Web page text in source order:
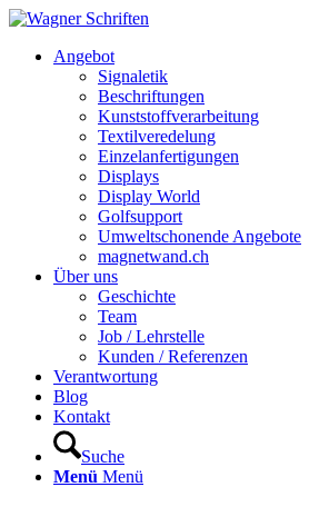
Hauptnavigation
Angebot
Signaletik
Beschriftungen
Kunststoffverarbeitung
Textilveredelung
Einzelanfertigungen
Displays
Display World
Golfsupport
Umweltschonende Angebote
magnetwand.ch
Über uns
Geschichte
Team
Job / Lehrstelle
Kunden / Referenzen
Verantwortung
Blog
Kontakt
Suche
Menü Menü